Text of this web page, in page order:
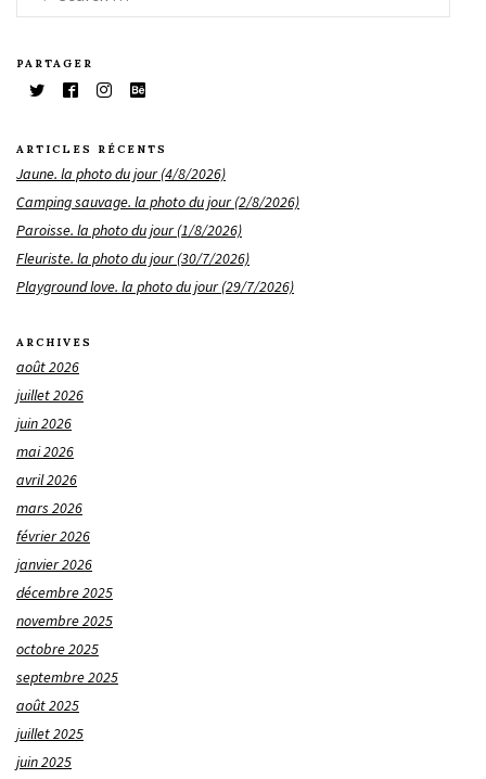
PARTAGER
ARTICLES RÉCENTS
Jaune. la photo du jour (4/8/2026)
Camping sauvage. la photo du jour (2/8/2026)
Paroisse. la photo du jour (1/8/2026)
Fleuriste. la photo du jour (30/7/2026)
Playground love. la photo du jour (29/7/2026)
ARCHIVES
août 2026
juillet 2026
juin 2026
mai 2026
avril 2026
mars 2026
février 2026
janvier 2026
décembre 2025
novembre 2025
octobre 2025
septembre 2025
août 2025
juillet 2025
juin 2025